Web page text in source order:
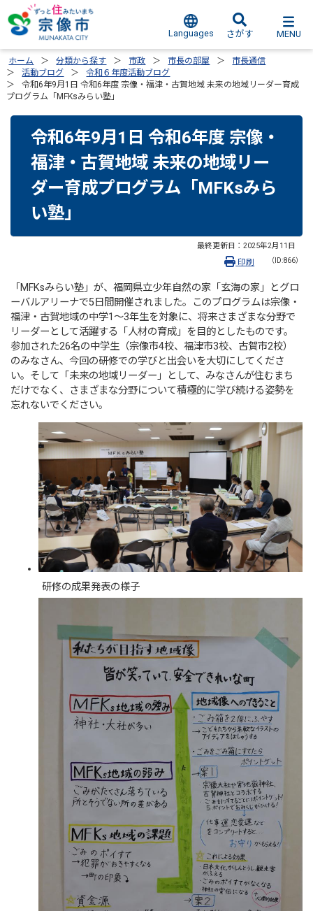
Languages さがす MENU
ホーム 分類から探す 市政 市長の部屋
市長通信
活動ブログ
令和６年度活動ブログ
令和6年9月1日 令和6年度 宗像・福津・古賀地域 未来の地域リーダー育成
プログラム「MFKsみらい塾」
令和6年9月1日 令和6年度 宗像・
福津・古賀地域 未来の地域リー
ダー育成プログラム「MFKsみら
い塾」
最終更新日： 2025年2月11日
（ID:866）
印刷
「MFKsみらい塾」が、福岡県立少年自然の家「玄海の家」とグロ
ーバルアリーナで5日間開催されました。このプログラムは宗像・
福津・古賀地域の中学1～3年生を対象に、将来さまざまな分野で
リーダーとして活躍する「人材の育成」を目的としたものです。
参加された26名の中学生（宗像市4校、福津市3校、古賀市2校）
のみなさん、今回の研修での学びと出会いを大切にしてくださ
い。そして「未来の地域リーダー」として、みなさんが住むまち
だけでなく、さまざまな分野について積極的に学び続ける姿勢を
忘れないでください。
研修の成果発表の様子